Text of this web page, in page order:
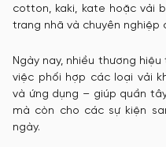
cotton, kaki, kate hoặc vải
trang nhã và chuyên nghiệp
Ngày nay, nhiều thương
việc phối hợp các loại vải
và ứng dụng – giúp quần
mà còn cho các sự kiện
ngày.